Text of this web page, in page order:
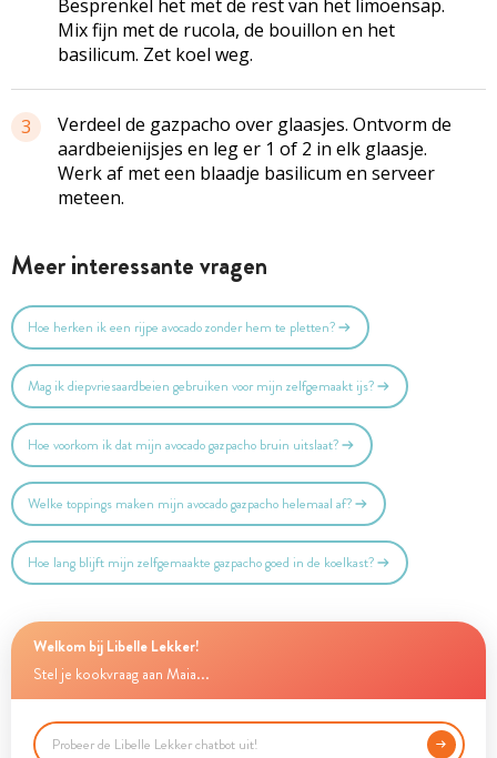
Besprenkel het met de rest van het limoensap.
Mix fijn met de rucola, de bouillon en het
basilicum. Zet koel weg.
3
Verdeel de gazpacho over glaasjes. Ontvorm de
aardbeienijsjes en leg er 1 of 2 in elk glaasje.
Werk af met een blaadje basilicum en serveer
meteen.
Meer interessante vragen
Hoe herken ik een rijpe avocado zonder hem te pletten?
Mag ik diepvriesaardbeien gebruiken voor mijn zelfgemaakt ijs?
Hoe voorkom ik dat mijn avocado gazpacho bruin uitslaat?
Welke toppings maken mijn avocado gazpacho helemaal af?
Hoe lang blijft mijn zelfgemaakte gazpacho goed in de koelkast?
Welkom bij Libelle Lekker!
Stel je kookvraag aan Maia...